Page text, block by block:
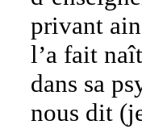
privant
l’a fait
dans sa
nous dit